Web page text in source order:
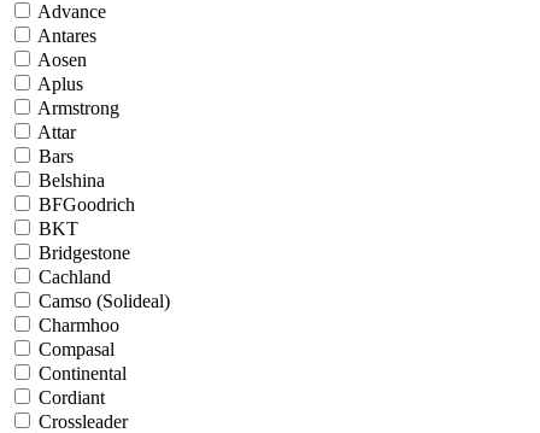
Advance
Antares
Aosen
Aplus
Armstrong
Attar
Bars
Belshina
BFGoodrich
BKT
Bridgestone
Cachland
Camso (Solideal)
Charmhoo
Compasal
Continental
Cordiant
Crossleader